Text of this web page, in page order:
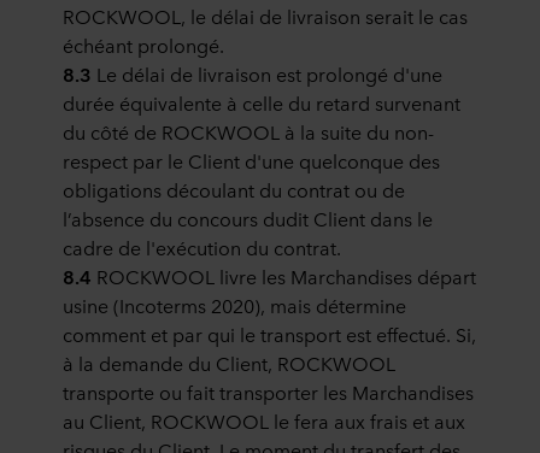
ROCKWOOL, le délai de livraison serait le cas
échéant prolongé.
8.3 Le délai de livraison est prolongé d'une
durée équivalente à celle du retard survenant
du côté de ROCKWOOL à la suite du non-
respect par le Client d'une quelconque des
obligations découlant du contrat ou de
l’absence du concours dudit Client dans le
cadre de l'exécution du contrat.
8.4 ROCKWOOL livre les Marchandises départ
usine (Incoterms 2020), mais détermine
comment et par qui le transport est effectué. Si,
à la demande du Client, ROCKWOOL
transporte ou fait transporter les Marchandises
au Client, ROCKWOOL le fera aux frais et aux